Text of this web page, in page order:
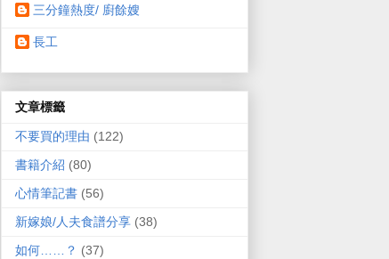
三分鐘熱度/ 廚餘嫂
長工
文章標籤
不要買的理由 (122)
書籍介紹 (80)
心情筆記書 (56)
新嫁娘/人夫食譜分享 (38)
如何……？ (37)